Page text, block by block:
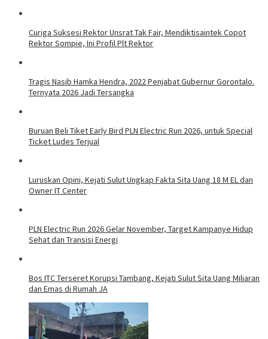
Curiga Suksesi Rektor Unsrat Tak Fair, Mendiktisaintek Copot
Rektor Sompie, Ini Profil Plt Rektor
Tragis Nasib Hamka Hendra, 2022 Penjabat Gubernur Gorontalo.
Ternyata 2026 Jadi Tersangka
Buruan Beli Tiket Early Bird PLN Electric Run 2026, untuk Special
Ticket Ludes Terjual
Luruskan Opini, Kejati Sulut Ungkap Fakta Sita Uang 18 M EL dan
Owner IT Center
PLN Electric Run 2026 Gelar November, Target Kampanye Hidup
Sehat dan Transisi Energi
Bos ITC Terseret Korupsi Tambang, Kejati Sulut Sita Uang Miliaran
dan Emas di Rumah JA